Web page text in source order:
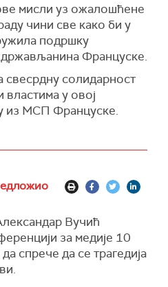
мисли уз ожалошћене
чини све како би у
подршку
Француске.
солидарност
у овој
из МСП Француске.
Вучић
за медије 10
спрече да се трагедија